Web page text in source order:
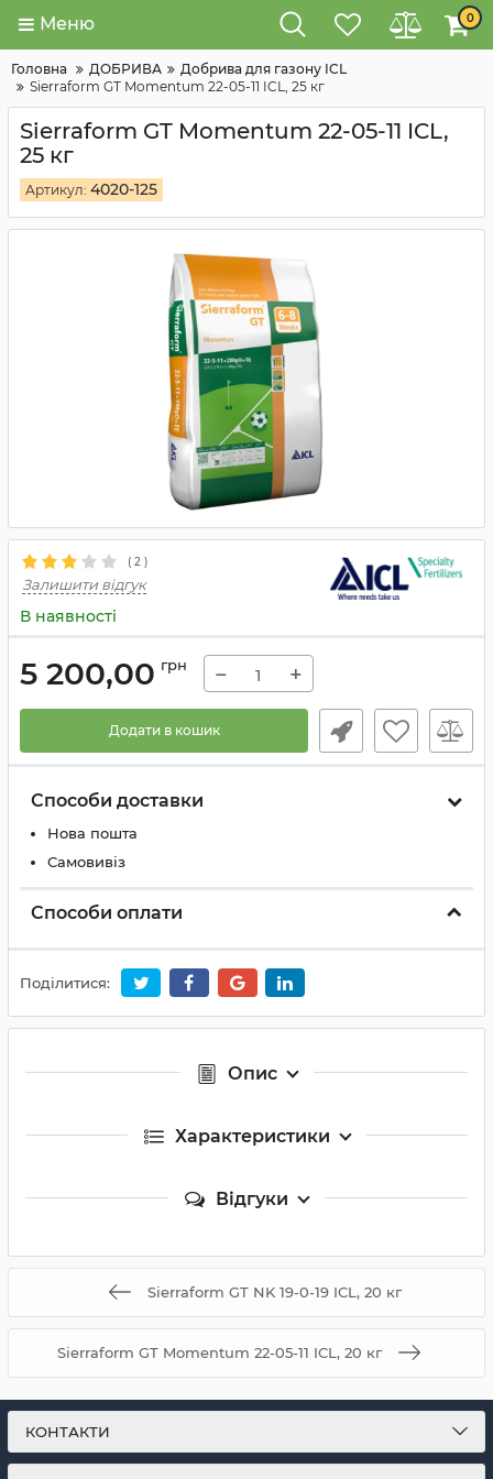
Меню 0
Головна ДОБРИВА
Добрива для газону ICL
Sierraform GT Momentum 22-05-11 ICL, 25 кг
Sierraform GT Momentum 22-05-11 ICL,
25 кг
Артикул: 4020-125
( 2 )
Залишити відгук
В наявності
5 200,00 грн − +
Додати в кошик
Способи доставки
Нова пошта
Самовивіз
Способи оплати
Поділитися:
Опис
Характеристики
Відгуки
Sierraform GT NK 19-0-19 ICL, 20 кг
Sierraform GT Momentum 22-05-11 ICL, 20 кг
КОНТАКТИ